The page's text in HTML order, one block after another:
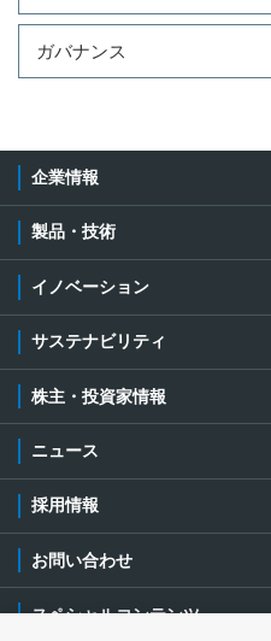
ガバナンス
企業情報
製品・技術
イノベーション
サステナビリティ
株主・投資家情報
ニュース
採用情報
新規ウィンドウを開きます
お問い合わせ
スペシャルコンテンツ